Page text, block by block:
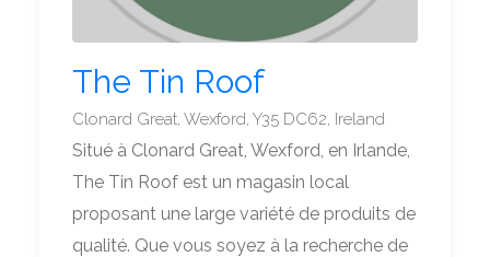
The Tin Roof
Clonard Great, Wexford, Y35 DC62, Ireland
Situé à Clonard Great, Wexford, en Irlande,
The Tin Roof est un magasin local
proposant une large variété de produits de
qualité. Que vous soyez à la recherche de